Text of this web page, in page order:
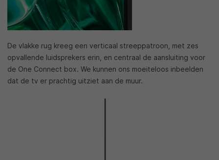
De vlakke rug kreeg een verticaal streeppatroon, met zes
opvallende luidsprekers erin, en centraal de aansluiting voor
de One Connect box. We kunnen ons moeiteloos inbeelden
dat de tv er prachtig uitziet aan de muur.